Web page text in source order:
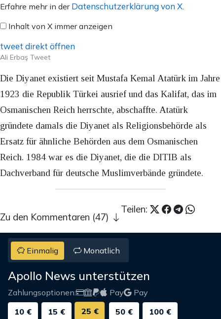
von
anzeigen
Erfahre mehr in der Datenschutzerklärung von X.
Inhalt von X immer anzeigen
tweet direkt öffnen
Ali Erbaş Tweet
Die Diyanet existiert seit Mustafa Kemal Atatürk im Jahre
1923 die Republik Türkei ausrief und das Kalifat, das im
Osmanischen Reich herrschte, abschaffte. Atatürk
gründete damals die Diyanet als Religionsbehörde als
Ersatz für ähnliche Behörden aus dem Osmanischen
Reich. 1984 war es die Diyanet, die die DITIB als
Dachverband für deutsche Muslimverbände gründete.
Teilen:
Zu den Kommentaren (47)
Einmalig Monatlich
Apollo News unterstützen
Zahlungsoptionen: Pay
Pay
10 €
15 € 25 € 50 € 100 €